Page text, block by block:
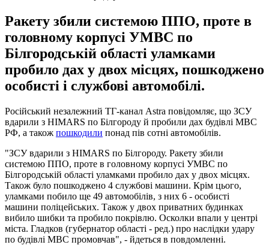
Ракету збили системою ППО, проте в
головному корпусі УМВС по
Білгородській області уламками
пробило дах у двох місцях, пошкоджено
особисті і службові автомобілі.
Російський незалежний ТГ-канал Astra повідомляє, що ЗСУ
вдарили з HIMARS по Білгороду й пробили дах будівлі МВС
РФ, а також пошкодили понад пів сотні автомобілів.
"ЗСУ вдарили з HIMARS по Білгороду. Ракету збили
системою ППО, проте в головному корпусі УМВС по
Білгородській області уламками пробило дах у двох місцях.
Також було пошкоджено 4 службові машини. Крім цього,
уламками побило ще 49 автомобілів, з них 6 - особисті
машини поліцейських. Також у двох приватних будинках
вибило шибки та пробило покрівлю. Осколки впали у центрі
міста. Гладков (губернатор області - ред.) про наслідки удару
по будівлі МВС промовчав", - йдеться в повдомленні.